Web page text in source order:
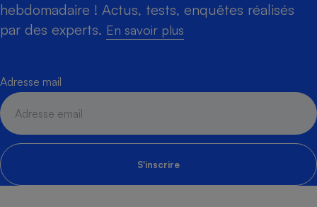
hebdomadaire ! Actus, tests, enquêtes réalisés
par des experts. En savoir plus
Adresse mail
S'inscrire